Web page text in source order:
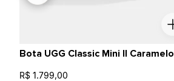
Bota UGG Classic Mini II Caramelo
R$ 1.799,00